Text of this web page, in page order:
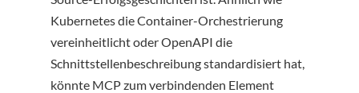
Kubernetes die Container-Orchestrierung
vereinheitlicht oder OpenAPI die
Schnittstellenbeschreibung standardisiert hat,
könnte MCP zum verbindenden Element